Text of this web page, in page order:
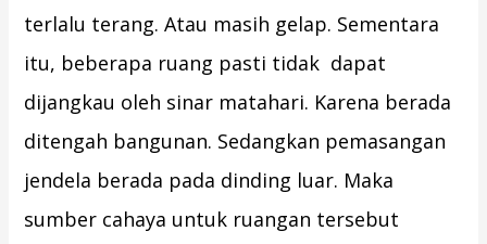
terlalu terang. Atau masih gelap. Sementara
itu, beberapa ruang pasti tidak dapat
dijangkau oleh sinar matahari. Karena berada
ditengah bangunan. Sedangkan pemasangan
jendela berada pada dinding luar. Maka
sumber cahaya untuk ruangan tersebut